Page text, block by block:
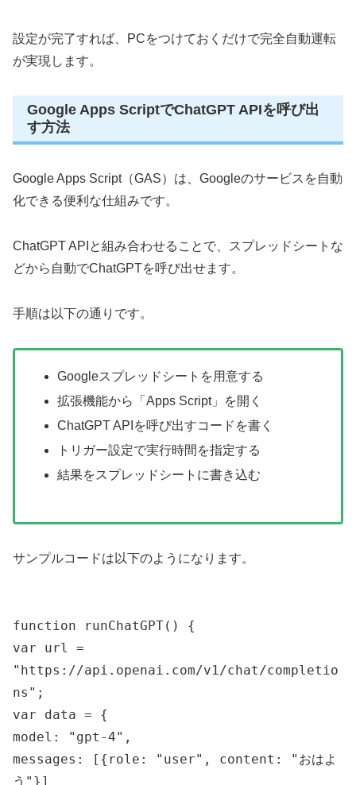
設定が完了すれば、PCをつけておくだけで完全自動運転
が実現します。
Google Apps ScriptでChatGPT APIを呼び出
す方法
Google Apps Script（GAS）は、Googleのサービスを自動
化できる便利な仕組みです。
ChatGPT APIと組み合わせることで、スプレッドシートな
どから自動でChatGPTを呼び出せます。
手順は以下の通りです。
Googleスプレッドシートを用意する
拡張機能から「Apps Script」を開く
ChatGPT APIを呼び出すコードを書く
トリガー設定で実行時間を指定する
結果をスプレッドシートに書き込む
サンプルコードは以下のようになります。
function runChatGPT() {
var url =
"https://api.openai.com/v1/chat/completio
ns";
var data = {
model: "gpt-4",
messages: [{role: "user", content: "おはよ
う"}]